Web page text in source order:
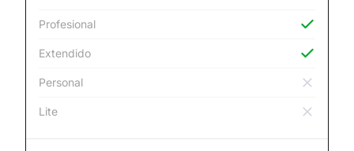
Profesional
Extendido
Personal
Lite